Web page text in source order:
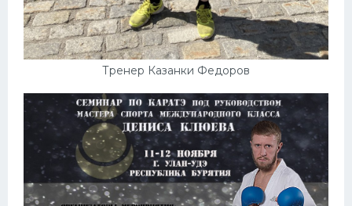
Тренер Казанки Федоров